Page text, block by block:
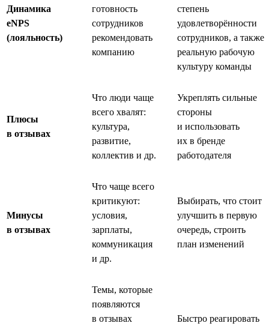
Динамика
eNPS
(лояльность)
готовность
сотрудников
рекомендовать
компанию
степень
удовлетворённости
сотрудников, а также
реальную рабочую
культуру команды
Плюсы
в отзывах
Что люди чаще
всего хвалят:
культура,
развитие,
коллектив и др.
Укреплять сильные
стороны
и использовать
их в бренде
работодателя
Минусы
в отзывах
Что чаще всего
критикуют:
условия,
зарплаты,
коммуникация
и др.
Выбирать, что стоит
улучшить в первую
очередь, строить
план изменений
Темы, которые
появляются
в отзывах
Быстро реагировать